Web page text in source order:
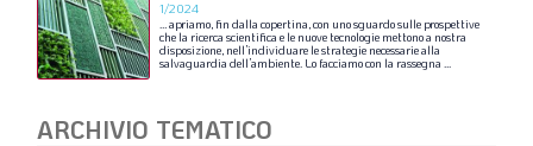
1/2024
…apriamo, fin dalla copertina,con unosguardosulle prospettive
che la ricerca scientifica e le nuove tecnologie mettonoa nostra
disposizione, nell’individuare lestrategie necessariealla
salvaguardia dell’ambiente. Lo facciamocon la rassegna ...
ARCHIVIO TEMATICO